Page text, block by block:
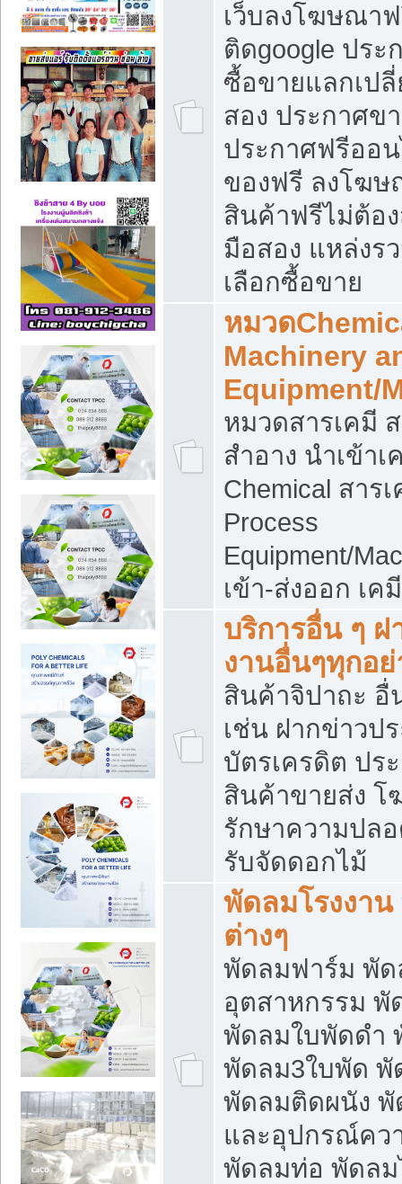
เว็บลงโฆษณา
ติดgoogle ปร
ซื้อขายแลกเป
สอง ประกาศข
ประกาศฟรีออ
ของฟรี ลงโฆ
สินค้าฟรีไม่ต้อ
มือสอง แหล่งร
เลือกซื้อขาย
หมวด
Machinery
Equipment/
หมวดสารเคมี
สำอาง นำเข้
Chemical สาร
Process
Equipment/
เข้า-ส่งออก เ
บริการอื่น ๆ
งานอื่นๆทุกอ
สินค้าจิปาถะ อื่
เช่น ฝากข่าวป
บัตรเครดิต ปร
สินค้าขายส่ง
รักษาความปล
รับจัดดอกไม้
พัดลมโรงงา
ต่างๆ
พัดลมฟาร์ม พัด
อุตสาหกรรม
พัดลมใบพัดดำ
พัดลม3ใบพัด พั
พัดลมติดผนัง
และอุปกรณ์คว
พัดลมท่อ พัดลม